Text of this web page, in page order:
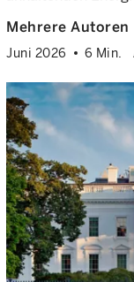
Mehrere Autoren
Juni 2026 6 Min.